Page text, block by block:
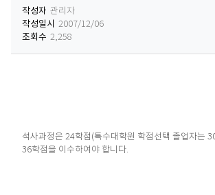
작성자 관리자
작성일시 2007/12/06
조회수 2,258
석사과정은 24학점(특수대학원 학점선택 졸업자는
36학점을 이수하여야 합니다.